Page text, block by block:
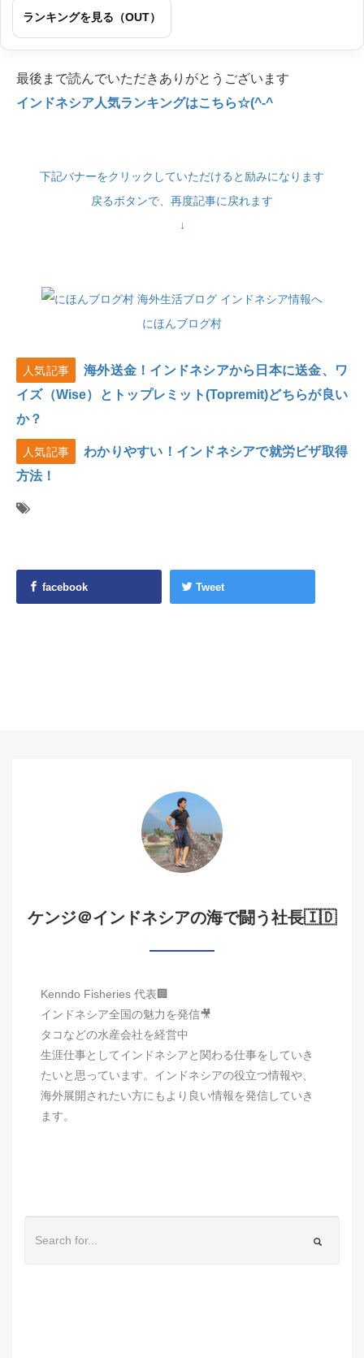
ランキングを見る（OUT）
最後まで読んでいただきありがとうございます
インドネシア人気ランキングはこちら☆(^-^
下記バナーをクリックしていただけると励みになります
戻るボタンで、再度記事に戻れます
↓
にほんブログ村
人気記事
海外送金！インドネシアから日本に送金、ワ
イズ（Wise）とトップレミット(Topremit)どちらが良い
か？
人気記事
わかりやすい！インドネシアで就労ビザ取得
方法！
facebook Tweet
ケンジ＠インドネシアの海で闘う社長🇮🇩
Kenndo Fisheries 代表🏢
インドネシア全国の魅力を発信🎥
タコなどの水産会社を経営中
生涯仕事としてインドネシアと関わる仕事をしていき
たいと思っています。インドネシアの役立つ情報や、
海外展開されたい方にもより良い情報を発信していき
ます。